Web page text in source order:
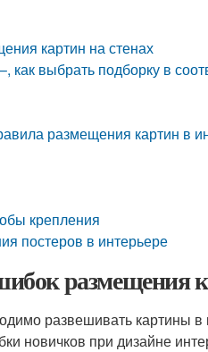
картин на стенах
как выбрать подборку в
размещения картин в
крепления
постеров в интерьере
размещения
развешивать картины
новичков при дизайне